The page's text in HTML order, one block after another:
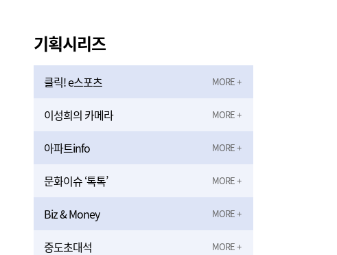
기획시리즈
클릭! e스포츠
이성희의 카메라
아파트info
문화이슈 ‘톡톡’
Biz & Money
중도초대석